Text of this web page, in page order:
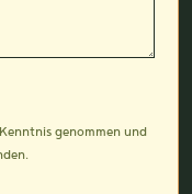
genommen und